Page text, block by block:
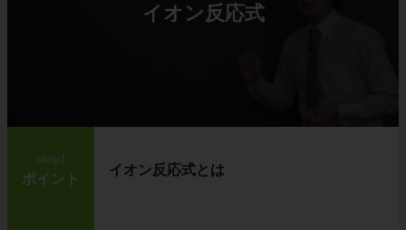
イオン反応式
step1
ポイント
イオン反応式とは